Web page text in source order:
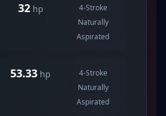
32 hp
4-Stroke
Naturally
Aspirated
53.33 hp
4-Stroke
Naturally
Aspirated